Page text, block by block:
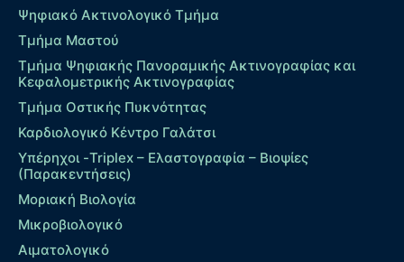
Ψηφιακό Ακτινολογικό Τμήμα
Τμήμα Μαστού
Τμήμα Ψηφιακής Πανοραμικής Ακτινογραφίας και
Κεφαλομετρικής Ακτινογραφίας
Τμήμα Οστικής Πυκνότητας
Καρδιολογικό Κέντρο Γαλάτσι
Υπέρηχοι -Triplex – Eλαστογραφία – Βιοψίες
(Παρακεντήσεις)
Μοριακή Βιολογία
Μικροβιολογικό
Αιματολογικό